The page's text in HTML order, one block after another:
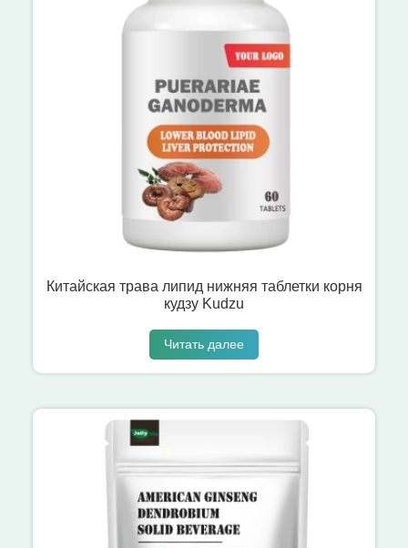
Китайская трава липид нижняя таблетки корня
кудзу Kudzu
Читать далее